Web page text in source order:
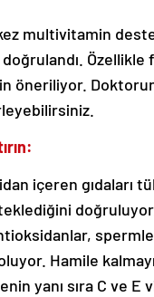
multivitamin
doğrulandı.
öneriliyor.
içeren gıdaları
oluyor. Hamile
yanı sıra C ve